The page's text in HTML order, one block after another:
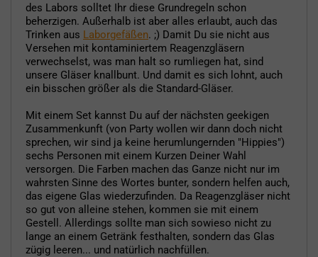
des Labors solltet Ihr diese Grundregeln schon
beherzigen. Außerhalb ist aber alles erlaubt, auch das
Trinken aus Laborgefäßen. ;) Damit Du sie nicht aus
Versehen mit kontaminiertem Reagenzgläsern
verwechselst, was man halt so rumliegen hat, sind
unsere Gläser knallbunt. Und damit es sich lohnt, auch
ein bisschen größer als die Standard-Gläser.
Mit einem Set kannst Du auf der nächsten geekigen
Zusammenkunft (von Party wollen wir dann doch nicht
sprechen, wir sind ja keine herumlungernden "Hippies")
sechs Personen mit einem Kurzen Deiner Wahl
versorgen. Die Farben machen das Ganze nicht nur im
wahrsten Sinne des Wortes bunter, sondern helfen auch,
das eigene Glas wiederzufinden. Da Reagenzgläser nicht
so gut von alleine stehen, kommen sie mit einem
Gestell. Allerdings sollte man sich sowieso nicht zu
lange an einem Getränk festhalten, sondern das Glas
zügig leeren... und natürlich nachfüllen.